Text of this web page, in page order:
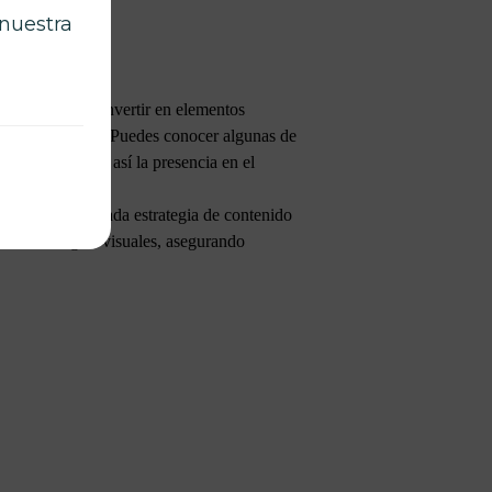
requiere invertir en elementos
su marca. Puedes conocer algunas de
optimizando así la presencia en el
local en cada estrategia de contenido
estrategias visuales, asegurando